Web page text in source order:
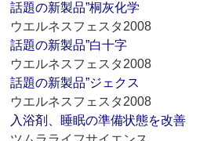
話題の新製品”桐灰化学
ウエルネスフェスタ2008
話題の新製品”白十字
ウエルネスフェスタ2008
話題の新製品”ジェクス
ウエルネスフェスタ2008
入浴剤、睡眠の準備状態を改善